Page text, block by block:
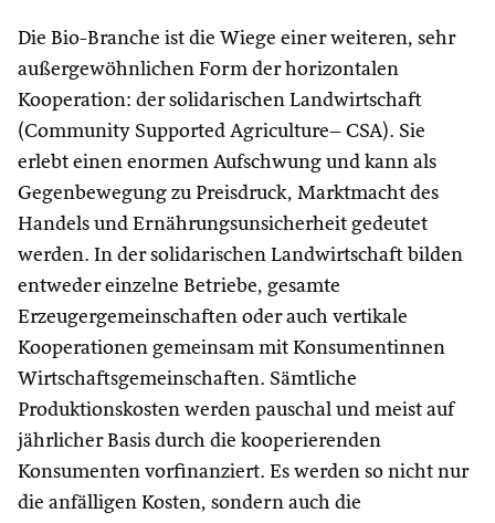
Die Bio-Branche ist die Wiege einer weiteren, sehr
außergewöhnlichen Form der horizontalen
Kooperation: der solidarischen Landwirtschaft
(Community Supported Agriculture– CSA). Sie
erlebt einen enormen Aufschwung und kann als
Gegenbewegung zu Preisdruck, Marktmacht des
Handels und Ernährungsunsicherheit gedeutet
werden. In der solidarischen Landwirtschaft bilden
entweder einzelne Betriebe, gesamte
Erzeugergemeinschaften oder auch vertikale
Kooperationen gemeinsam mit Konsumentinnen
Wirtschaftsgemeinschaften. Sämtliche
Produktionskosten werden pauschal und meist auf
jährlicher Basis durch die kooperierenden
Konsumenten vorfinanziert. Es werden so nicht nur
die anfälligen Kosten, sondern auch die